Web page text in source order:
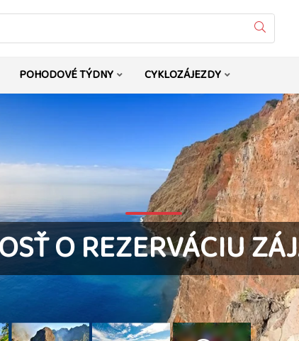
Vyhledat
POHODOVÉ TÝDNY CYKLOZÁJEZDY
O REZERVÁCIU